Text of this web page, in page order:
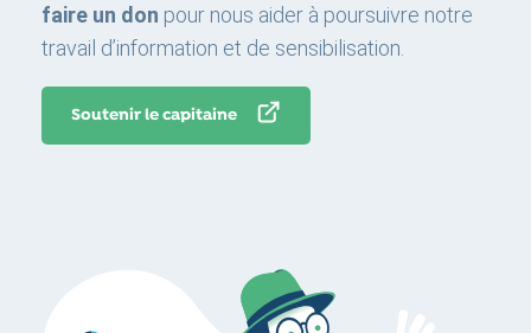
faire un don pour nous aider à poursuivre notre
travail d’information et de sensibilisation.
Soutenir le capitaine